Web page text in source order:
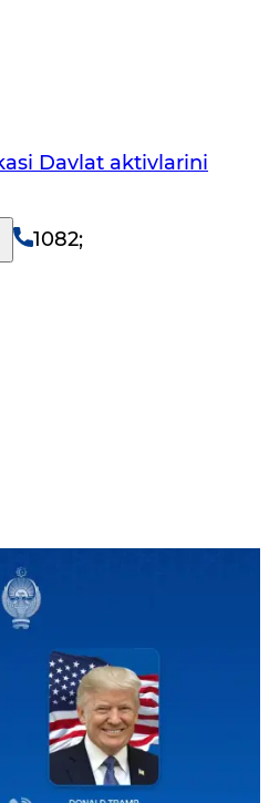
Davlat aktivlarini
1082;